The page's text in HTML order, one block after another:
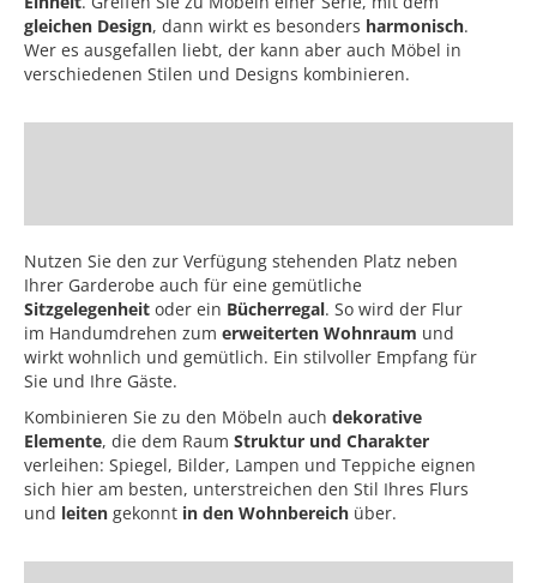
gleichen Design, dann wirkt es besonders harmonisch.
Wer es ausgefallen liebt, der kann aber auch Möbel in
verschiedenen Stilen und Designs kombinieren.
Nutzen Sie den zur Verfügung stehenden Platz neben
Ihrer Garderobe auch für eine gemütliche
Sitzgelegenheit oder ein Bücherregal. So wird der Flur
im Handumdrehen zum erweiterten Wohnraum und
wirkt wohnlich und gemütlich. Ein stilvoller Empfang für
Sie und Ihre Gäste.
Kombinieren Sie zu den Möbeln auch dekorative
Elemente, die dem Raum Struktur und Charakter
verleihen: Spiegel, Bilder, Lampen und Teppiche eignen
sich hier am besten, unterstreichen den Stil Ihres Flurs
und leiten gekonnt in den Wohnbereich über.